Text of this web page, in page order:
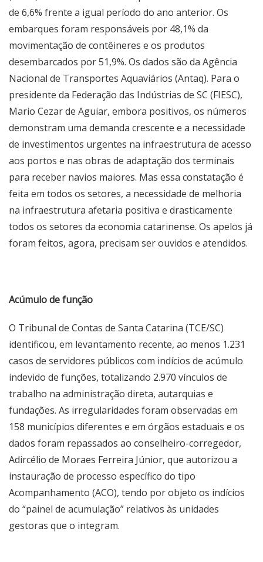
de 6,6% frente a igual período do ano anterior. Os
embarques foram responsáveis por 48,1% da
movimentação de contêineres e os produtos
desembarcados por 51,9%. Os dados são da Agência
Nacional de Transportes Aquaviários (Antaq). Para o
presidente da Federação das Indústrias de SC (FIESC),
Mario Cezar de Aguiar, embora positivos, os números
demonstram uma demanda crescente e a necessidade
de investimentos urgentes na infraestrutura de acesso
aos portos e nas obras de adaptação dos terminais
para receber navios maiores. Mas essa constatação é
feita em todos os setores, a necessidade de melhoria
na infraestrutura afetaria positiva e drasticamente
todos os setores da economia catarinense. Os apelos já
foram feitos, agora, precisam ser ouvidos e atendidos.
Acúmulo de função
O Tribunal de Contas de Santa Catarina (TCE/SC)
identificou, em levantamento recente, ao menos 1.231
casos de servidores públicos com indícios de acúmulo
indevido de funções, totalizando 2.970 vínculos de
trabalho na administração direta, autarquias e
fundações. As irregularidades foram observadas em
158 municípios diferentes e em órgãos estaduais e os
dados foram repassados ao conselheiro-corregedor,
Adircélio de Moraes Ferreira Júnior, que autorizou a
instauração de processo específico do tipo
Acompanhamento (ACO), tendo por objeto os indícios
do “painel de acumulação” relativos às unidades
gestoras que o integram.